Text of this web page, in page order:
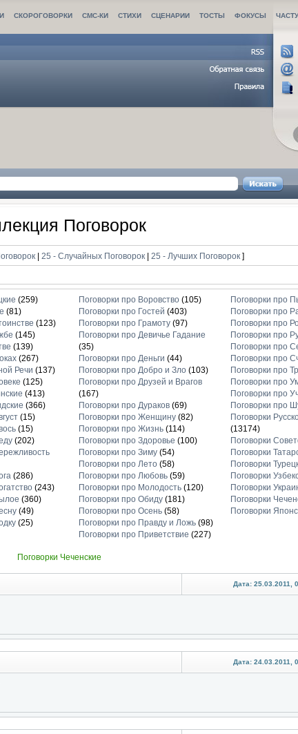
СКОРОГОВОРКИ СМС-КИ СТИХИ СЦЕНАРИИ ТОСТЫ ФОКУСЫ
Поговорок
| 25 - Случайных Поговорок | 25 - Лучших Поговорок]
(259)
(81)
(123)
(145)
(139)
(267)
Речи (137)
(125)
(413)
(366)
(15)
(15)
(202)
(286)
(243)
(360)
(49)
(25)
Поговорки про Воровство(105)
Поговорки про Гостей (403)
Поговорки про Грамоту(97)
Поговорки про Девичье Гадание
(35)
Поговорки про Деньги (44)
Поговорки про Добро и Зло(103)
Поговорки про Друзей и Врагов
(167)
Поговорки про Дураков(69)
Поговорки про Женщину(82)
Поговорки про Жизнь(114)
Поговорки про Здоровье (100)
Поговорки про Зиму(54)
Поговорки про Лето(58)
Поговорки про Любовь(59)
Поговорки про Молодость(120)
Поговорки про Обиду(181)
Поговорки про Осень(58)
Поговорки про Правду и Ложь(98)
Поговорки про Приветствие (227)
Поговорки про
Поговорки про
Поговорки про
Поговорки про
Поговорки про
Поговорки про
Поговорки про
Поговорки про
Поговорки про
Поговорки про
Поговорки
(13174)
Поговорки
Поговорки
Поговорки
Поговорки
Поговорки
Поговорки
Поговорки
Поговорки Чеченские
Дата: 25.03.2011,
Дата: 24.03.2011,